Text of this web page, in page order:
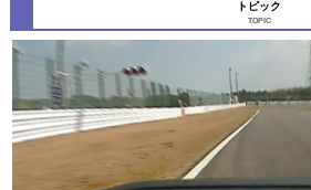
トピック
TOPIC